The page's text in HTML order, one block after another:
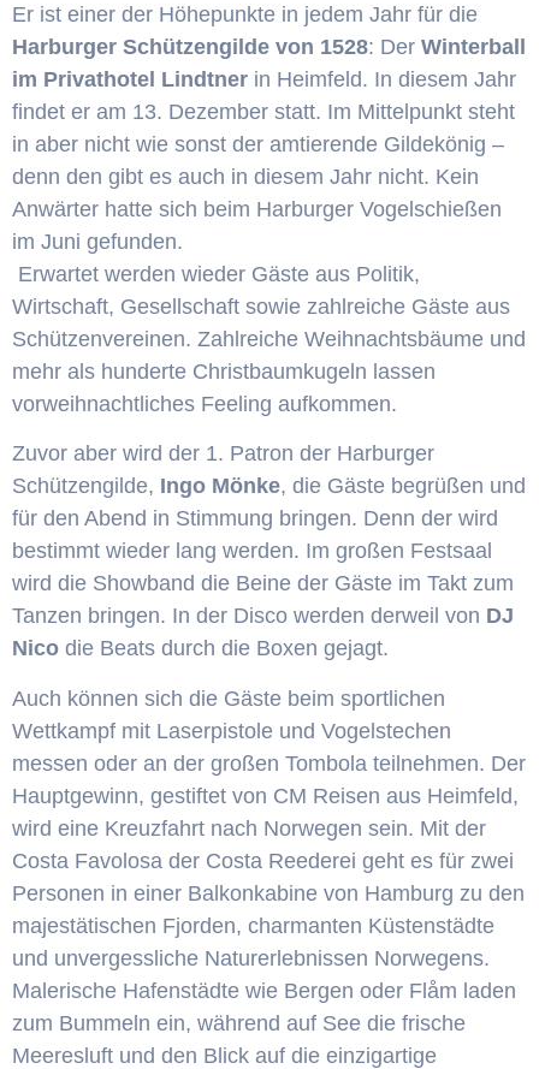
Er ist einer der Höhepunkte in jedem Jahr für die
Harburger Schützengilde von 1528: Der Winterball
im Privathotel Lindtner in Heimfeld. In diesem Jahr
findet er am 13. Dezember statt. Im Mittelpunkt steht
in aber nicht wie sonst der amtierende Gildekönig –
denn den gibt es auch in diesem Jahr nicht. Kein
Anwärter hatte sich beim Harburger Vogelschießen
im Juni gefunden.
Erwartet werden wieder Gäste aus Politik,
Wirtschaft, Gesellschaft sowie zahlreiche Gäste aus
Schützenvereinen. Zahlreiche Weihnachtsbäume und
mehr als hunderte Christbaumkugeln lassen
vorweihnachtliches Feeling aufkommen.
Zuvor aber wird der 1. Patron der Harburger
Schützengilde, Ingo Mönke, die Gäste begrüßen und
für den Abend in Stimmung bringen. Denn der wird
bestimmt wieder lang werden. Im großen Festsaal
wird die Showband die Beine der Gäste im Takt zum
Tanzen bringen. In der Disco werden derweil von DJ
Nico die Beats durch die Boxen gejagt.
Auch können sich die Gäste beim sportlichen
Wettkampf mit Laserpistole und Vogelstechen
messen oder an der großen Tombola teilnehmen. Der
Hauptgewinn, gestiftet von CM Reisen aus Heimfeld,
wird eine Kreuzfahrt nach Norwegen sein. Mit der
Costa Favolosa der Costa Reederei geht es für zwei
Personen in einer Balkonkabine von Hamburg zu den
majestätischen Fjorden, charmanten Küstenstädte
und unvergessliche Naturerlebnissen Norwegens.
Malerische Hafenstädte wie Bergen oder Flåm laden
zum Bummeln ein, während auf See die frische
Meeresluft und den Blick auf die einzigartige